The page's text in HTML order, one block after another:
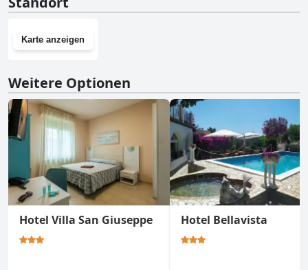
Karte anzeigen
Weitere Optionen
Hotel Villa San Giuseppe Hotel Bellavista